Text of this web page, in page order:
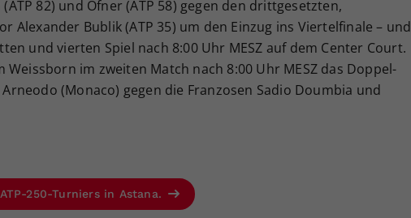
82) und Ofner (ATP 58) gegen den drittgesetzten,
Alexander Bublik (ATP 35) um den Einzug ins Viertelfinale – und
und vierten Spiel nach 8:00 Uhr MESZ auf dem Center Court.
im zweiten Match nach 8:00 Uhr MESZ das Doppel-
(Monaco) gegen die Franzosen Sadio Doumbia und
250-Turniers in Astana.